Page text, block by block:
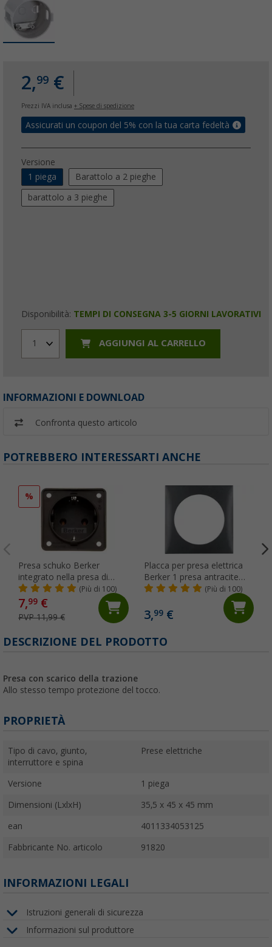
2,99 €
Prezzi IVA inclusa + Spese di spedizione
Assicurati un coupon del 5% con la tua carta fedeltà
Versione
1 piega
Barattolo a 2 pieghe
barattolo a 3 pieghe
Disponibilità: TEMPI DI CONSEGNA 3-5 GIORNI LAVORATIVI
1 AGGIUNGI AL CARRELLO
INFORMAZIONI E DOWNLOAD
Confronta questo articolo
POTREBBERO INTERESSARTI ANCHE
%
Presa schuko Berker
integrato nella presa di
corrente 250 V marrone
(Più di 100)
7,99 €
PVP 11,99 €
Placca per presa elettrica
Berker 1 presa antracite
opaco
(Più di 100)
3,99€
DESCRIZIONE DEL PRODOTTO
Presa con scarico della trazione
Allo stesso tempo protezione del tocco.
PROPRIETÀ
Tipo di cavo, giunto,
interruttore e spina
Prese elettriche
Versione 1 piega
Dimensioni (LxlxH) 35,5 x 45 x 45 mm
ean 4011334053125
Fabbricante No. articolo 91820
INFORMAZIONI LEGALI
Istruzioni generali di sicurezza
Informazioni sul produttore